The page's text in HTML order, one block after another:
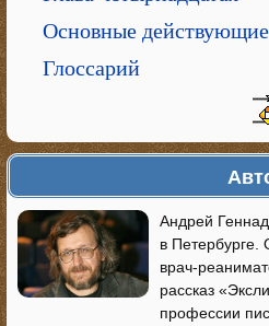
Основные
Глоссарий
Андрей
в Петербурге.
врач-
рассказ
профессии